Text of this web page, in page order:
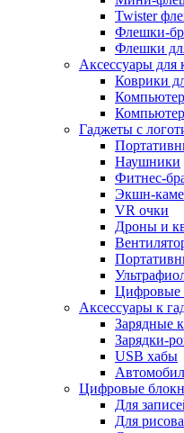
Twister
Флешки-
Флешки
Аксессуары для
Коврики
Гаджеты с
Наушники
Фитнес-
Экшн-
VR очки
Дроны и
Цифровые
Аксессуары к
Зарядные
Зарядки-
USB хабы
Цифровые
Для
Для